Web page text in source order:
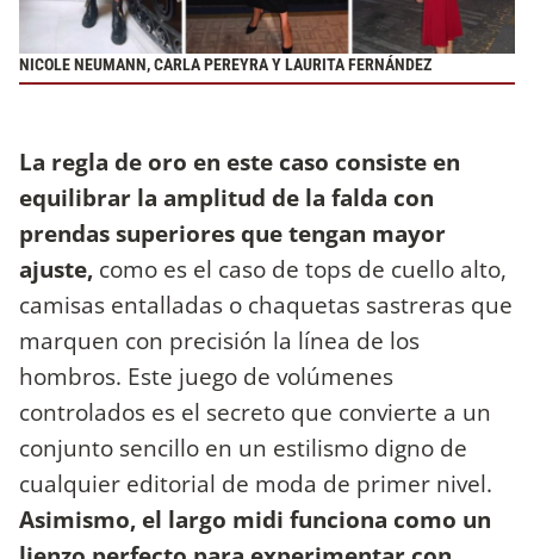
NICOLE NEUMANN, CARLA PEREYRA Y LAURITA FERNÁNDEZ
La regla de oro en este caso consiste en
equilibrar la amplitud de la falda con
prendas superiores que tengan mayor
ajuste, como es el caso de tops de cuello alto,
camisas entalladas o chaquetas sastreras que
marquen con precisión la línea de los
hombros. Este juego de volúmenes
controlados es el secreto que convierte a un
conjunto sencillo en un estilismo digno de
cualquier editorial de moda de primer nivel.
Asimismo, el largo midi funciona como un